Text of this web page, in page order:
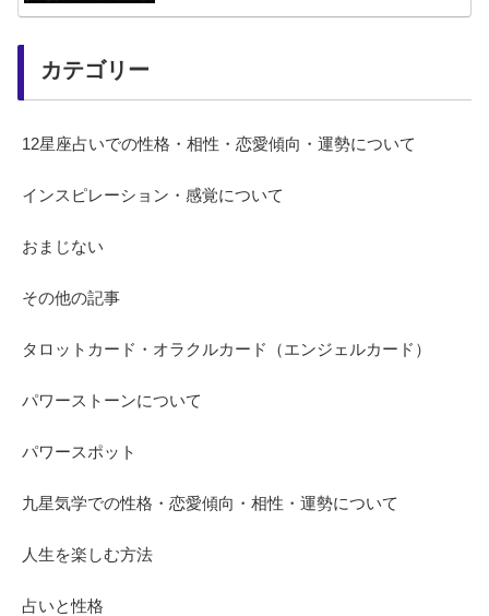
カテゴリー
12星座占いでの性格・相性・恋愛傾向・運勢について
インスピレーション・感覚について
おまじない
その他の記事
タロットカード・オラクルカード（エンジェルカード）
パワーストーンについて
パワースポット
九星気学での性格・恋愛傾向・相性・運勢について
人生を楽しむ方法
占いと性格